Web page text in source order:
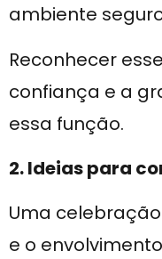
ambiente
Reconhecer
confiança e a
essa função.
2. Ideias para
Uma
e o